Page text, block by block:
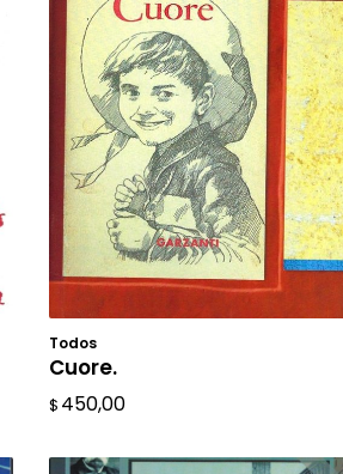
Todos
Cuore.
$ 450,00